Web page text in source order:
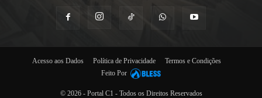
Acesso aos Dados Política de Privacidade
Termos e Condições
Feito Por
© 2026 - Portal C1 - Todos os Direitos Reservados